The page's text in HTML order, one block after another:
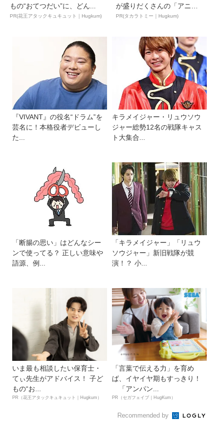
もの“おてつだい”に、どん...
PR(花王アタックキュキュット｜Hugkum)
が盛りだくさんの「アニ
ア ...
PR(タカラトミー｜Hugkum)
『VIVANT』の役名“ドラム”を
芸名に！本格役者デビューし
た...
キラメイジャー・リュウソウ
ジャー総勢12名の戦隊キャス
ト大集合...
「断腸の思い」はどんなシー
ンで使ってる？ 正しい意味や
語源、例...
「キラメイジャー」「リュウ
ソウジャー」新旧戦隊が競
演！？ 小...
いま最も相談したい保育士・
てぃ先生がアドバイス！ 子ど
もの“お...
PR（花王アタックキュキュット｜Hugkum）
「言葉で伝える力」を育め
ば、イヤイヤ期もすっきり！
「アンパン...
PR（セガフェイブ｜HugKum）
Recommended by